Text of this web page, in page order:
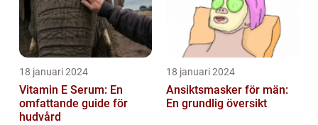
18 januari 2024
Vitamin E Serum: En
omfattande guide för
hudvård
18 januari 2024
Ansiktsmasker för män:
En grundlig översikt